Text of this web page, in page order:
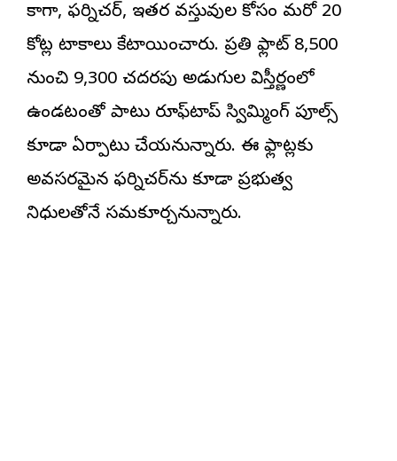
కాగా, ఫర్నిచర్, ఇతర వస్తువుల కోసం మరో 20
కోట్ల టాకాలు కేటాయించారు. ప్రతి ఫ్లాట్ 8,500
నుంచి 9,300 చదరపు అడుగుల విస్తీర్ణంలో
ఉండటంతో పాటు రూఫ్‌టాప్ స్విమ్మింగ్ పూల్స్
కూడా ఏర్పాటు చేయనున్నారు. ఈ ఫ్లాట్లకు
అవసరమైన ఫర్నిచర్‌ను కూడా ప్రభుత్వ
నిధులతోనే సమకూర్చనున్నారు.